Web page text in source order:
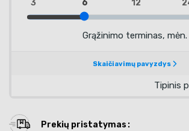
Prekių pristatymas